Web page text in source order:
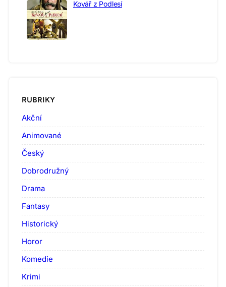
Kovář z Podlesí
RUBRIKY
Akční
Animované
Český
Dobrodružný
Drama
Fantasy
Historický
Horor
Komedie
Krimi